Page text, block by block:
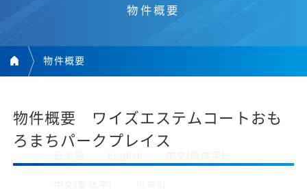
物件概要
物件概要
物件概要 ワイズエステムコートおも
ろまちパークプレイス